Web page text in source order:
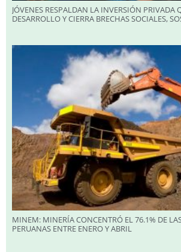
JÓVENES RESPALDAN LA INVERSIÓN PRIVADA
DESARROLLO Y CIERRA BRECHAS SOCIALES,
MINEM: MINERÍA CONCENTRÓ EL 76.1% DE
PERUANAS ENTRE ENERO Y ABRIL